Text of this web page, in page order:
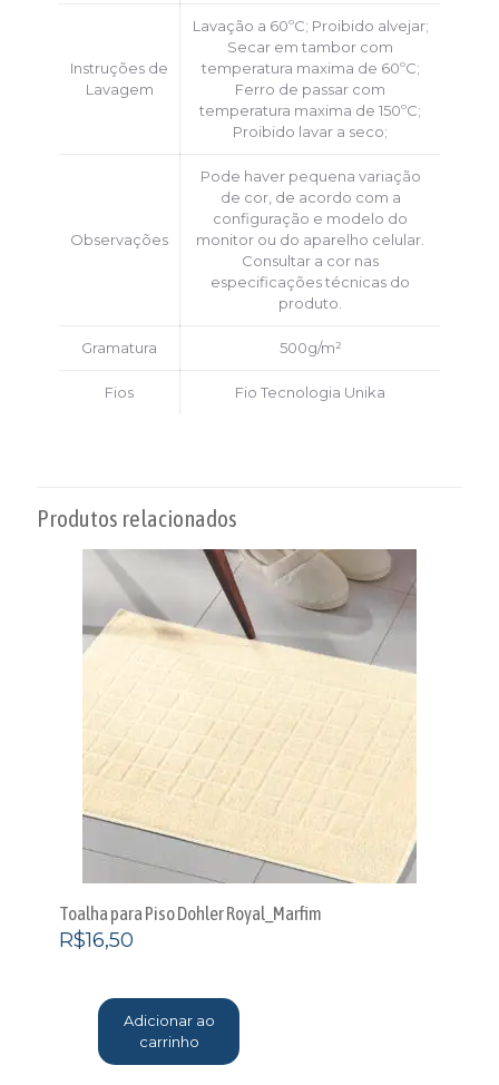
Instruções de
Lavagem
Lavação a 60ºC; Proibido alvejar;
Secar em tambor com
temperatura maxima de 60ºC;
Ferro de passar com
temperatura maxima de 150ºC;
Proibido lavar a seco;
Observações
Pode haver pequena variação
de cor, de acordo com a
configuração e modelo do
monitor ou do aparelho celular.
Consultar a cor nas
especificações técnicas do
produto.
Gramatura 500g/m²
Fios Fio Tecnologia Unika
Produtos relacionados
Toalha para Piso Dohler Royal_Marfim
R$16,50
Adicionar ao
carrinho